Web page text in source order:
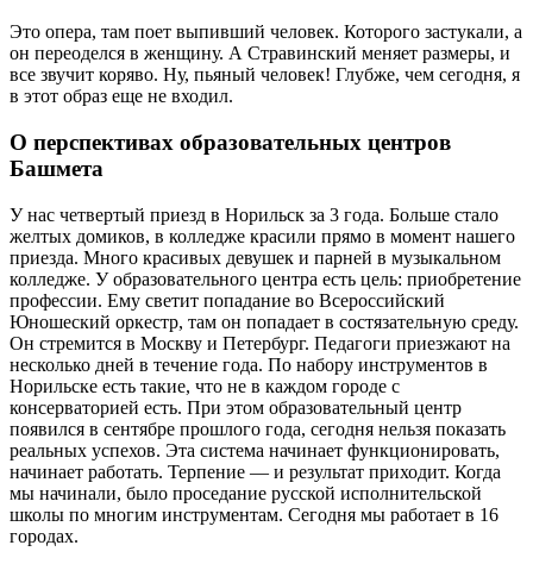
Это опера, там поет выпивший человек. Которого застукали, а
он переоделся в женщину. А Стравинский меняет размеры, и
все звучит коряво. Ну, пьяный человек! Глубже, чем сегодня, я
в этот образ еще не входил.
О перспективах образовательных центров
Башмета
У нас четвертый приезд в Норильск за 3 года. Больше стало
желтых домиков, в колледже красили прямо в момент нашего
приезда. Много красивых девушек и парней в музыкальном
колледже. У образовательного центра есть цель: приобретение
профессии. Ему светит попадание во Всероссийский
Юношеский оркестр, там он попадает в состязательную среду.
Он стремится в Москву и Петербург. Педагоги приезжают на
несколько дней в течение года. По набору инструментов в
Норильске есть такие, что не в каждом городе с
консерваторией есть. При этом образовательный центр
появился в сентябре прошлого года, сегодня нельзя показать
реальных успехов. Эта система начинает функционировать,
начинает работать. Терпение — и результат приходит. Когда
мы начинали, было проседание русской исполнительской
школы по многим инструментам. Сегодня мы работает в 16
городах.